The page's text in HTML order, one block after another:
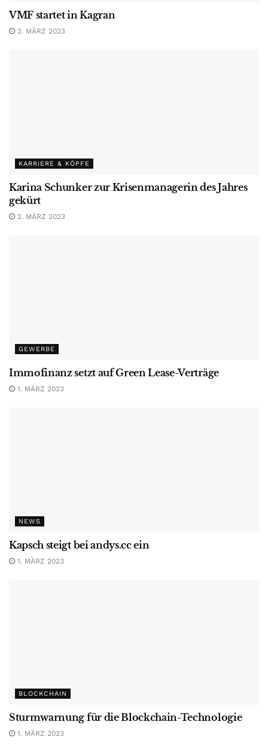
VMF startet in Kagran
2. MÄRZ 2023
KARRIERE & KÖPFE
Karina Schunker zur Krisenmanagerin des Jahres
gekürt
2. MÄRZ 2023
GEWERBE
Immofinanz setzt auf Green Lease-Verträge
1. MÄRZ 2023
NEWS
Kapsch steigt bei andys.cc ein
1. MÄRZ 2023
BLOCKCHAIN
Sturmwarnung für die Blockchain-Technologie
1. MÄRZ 2023